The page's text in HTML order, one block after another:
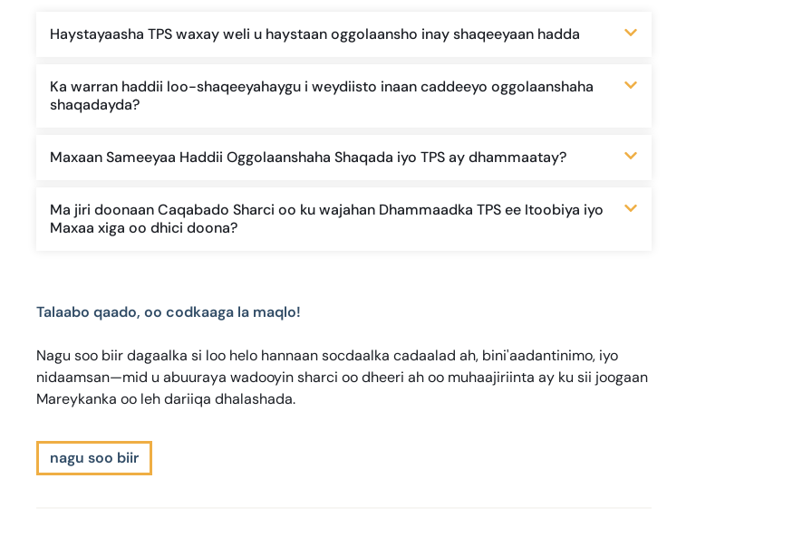
Haystayaasha TPS waxay weli u haystaan oggolaansho inay shaqeeyaan hadda
Ka warran haddii loo-shaqeeyahaygu i weydiisto inaan caddeeyo oggolaanshaha
shaqadayda?
Maxaan Sameeyaa Haddii Oggolaanshaha Shaqada iyo TPS ay dhammaatay?
Ma jiri doonaan Caqabado Sharci oo ku wajahan Dhammaadka TPS ee Itoobiya iyo
Maxaa xiga oo dhici doona?
Talaabo qaado, oo codkaaga la maqlo!
Nagu soo biir dagaalka si loo helo hannaan socdaalka cadaalad ah, bini'aadantinimo, iyo
nidaamsan—mid u abuuraya wadooyin sharci oo dheeri ah oo muhaajiriinta ay ku sii joogaan
Mareykanka oo leh dariiqa dhalashada.
nagu soo biir